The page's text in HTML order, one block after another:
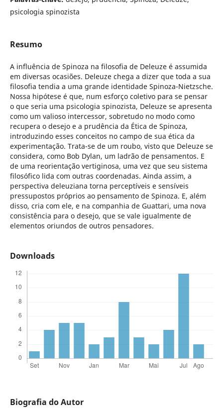
psicologia spinozista
Resumo
A influência de Spinoza na filosofia de Deleuze é assumida
em diversas ocasiões. Deleuze chega a dizer que toda a sua
filosofia tendia a uma grande identidade Spinoza-Nietzsche.
Nossa hipótese é que, num esforço coletivo para se pensar
o que seria uma psicologia spinozista, Deleuze se apresenta
como um valioso intercessor, sobretudo no modo como
recupera o desejo e a prudência da Ética de Spinoza,
introduzindo esses conceitos no campo de sua ética da
experimentação. Trata-se de um roubo, visto que Deleuze se
considera, como Bob Dylan, um ladrão de pensamentos. E
de uma reorientação vertiginosa, uma vez que seu sistema
filosófico lida com outras coordenadas. Ainda assim, a
perspectiva deleuziana torna perceptíveis e sensíveis
pressupostos próprios ao pensamento de Spinoza. E, além
disso, cria com ele, e na companhia de Guattari, uma nova
consistência para o desejo, que se vale igualmente de
elementos oriundos de outros pensadores.
Downloads
Biografia do Autor